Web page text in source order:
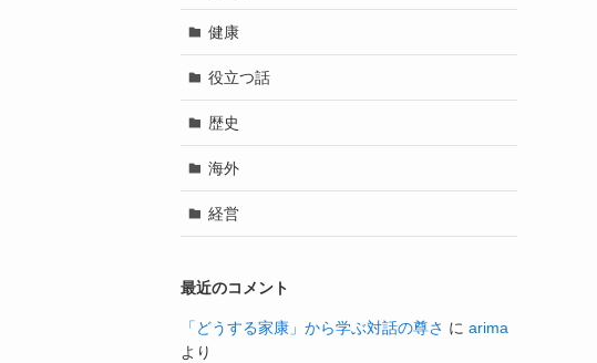
健康
役立つ話
歴史
海外
経営
最近のコメント
「どうする家康」から学ぶ対話の尊さ に arima
より